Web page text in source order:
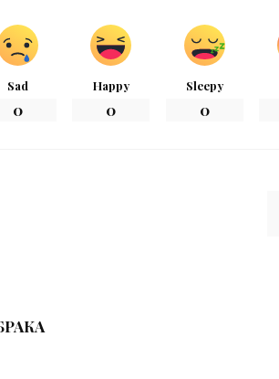
Sad
0
Happy
0
Sleepy
0